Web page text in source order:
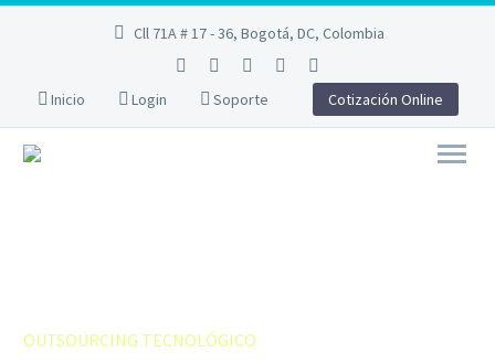
Cll 71A # 17 - 36, Bogotá, DC, Colombia
Inicio Login Soporte Cotización Online
OUTSOURCING TECNOLÓGICO